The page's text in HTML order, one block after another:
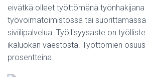
eivätkä olleet työttömänä työnhakijana
työvoimatoimistossa tai
siviilipalvelua. Työllisyysaste on
ikäluokan väestöstä. Työttömien
prosentteina.